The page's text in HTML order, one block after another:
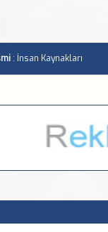
: İnsan Kaynakları